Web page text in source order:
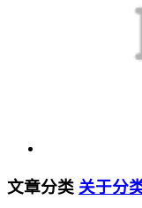
文章分类 关于分